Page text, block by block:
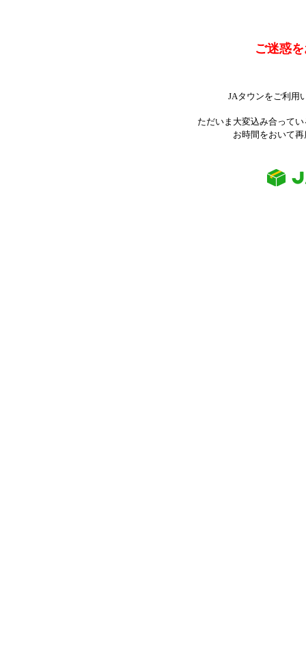
ご迷惑
JAタウンをご利用
ただいま大変込み合って
お時間をおいて